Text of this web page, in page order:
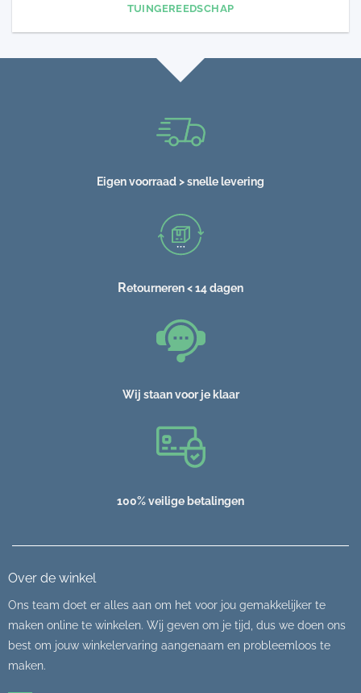
TUINGEREEDSCHAP
Eigen voorraad > snelle levering
Retourneren < 14 dagen
Wij staan voor je klaar
100% veilige betalingen
Over de winkel
Ons team doet er alles aan om het voor jou gemakkelijker te
maken online te winkelen. Wij geven om je tijd, dus we doen ons
best om jouw winkelervaring aangenaam en probleemloos te
maken.